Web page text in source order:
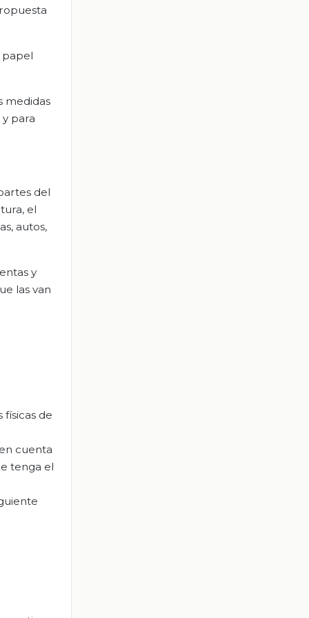
papel
medidas
para
del
el
autos,
y
las van
de
cuenta
tenga el